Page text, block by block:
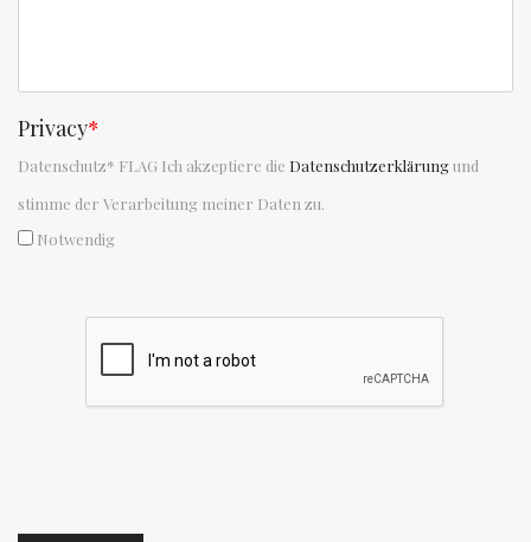
Privacy*
Datenschutz* FLAG Ich akzeptiere die Datenschutzerklärungund
stimme der Verarbeitung meiner Daten zu.
Notwendig